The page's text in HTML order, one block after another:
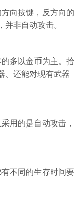
向按键，反方向的
非自动攻击。
多以金币为主。拾
、还能对现有武器
用的是自动攻击，
不同的生存时间要